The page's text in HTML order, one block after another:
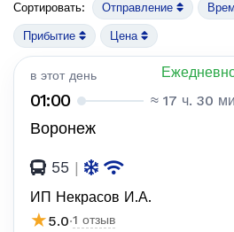
Сортировать: Отправление
Прибытие Цена
в этот день
01:00 ≈ 17 ч. 30
Воронеж
55 |
ИП Некрасов И.А.
★5.0·1 отзыв